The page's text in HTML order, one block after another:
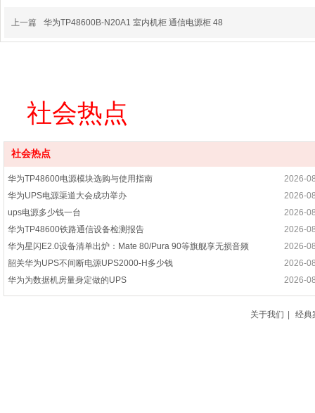
上一篇 华为TP48600B-N20A1 室内机柜 通信电源柜 48
社会热点
2026-
华为TP48600电源模块选购与使用指南
2026-
华为UPS电源渠道大会成功举办
2026-
ups电源多少钱一台
2026-
华为TP48600铁路通信设备检测报告
2026-
华为星闪E2.0设备清单出炉：Mate 80/Pura 90等旗舰享无损音频
2026-
韶关华为UPS不间断电源UPS2000-H多少钱
2026-
华为为数据机房量身定做的UPS
2026-
华为UPS2000-G-20KRTL怎么样 多少钱 好不好用
2026-
预装鸿蒙HarmonyOS 4.3，换麒麟9020A芯 华为Pocket 2优享版来了
社会热点
关于我们 经典